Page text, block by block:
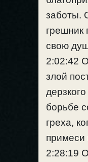
заботы.
грешник
свою
2:02:42
злой
борьбе
греха,
примеси
2:28:19